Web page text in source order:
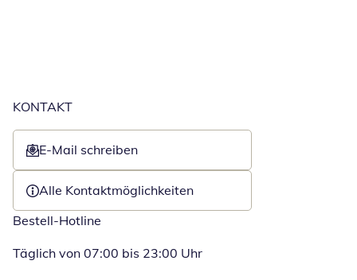
KONTAKT
E-Mail schreiben
Öffnet E-Mail-Client
Alle Kontaktmöglichkeiten
Bestell-Hotline
Täglich von 07:00 bis 23:00 Uhr